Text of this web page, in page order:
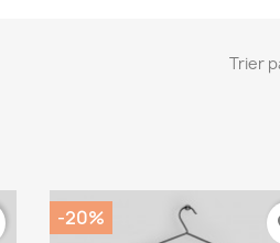
Trier
-20%